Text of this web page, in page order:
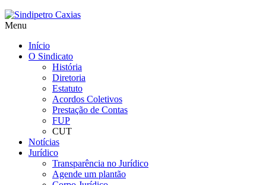
Menu
Início
O Sindicato
História
Diretoria
Estatuto
Acordos Coletivos
Prestação de Contas
FUP
CUT
Notícias
Jurídico
Transparência no Jurídico
Agende um plantão